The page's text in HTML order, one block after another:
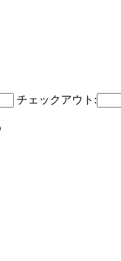
チェックアウト: